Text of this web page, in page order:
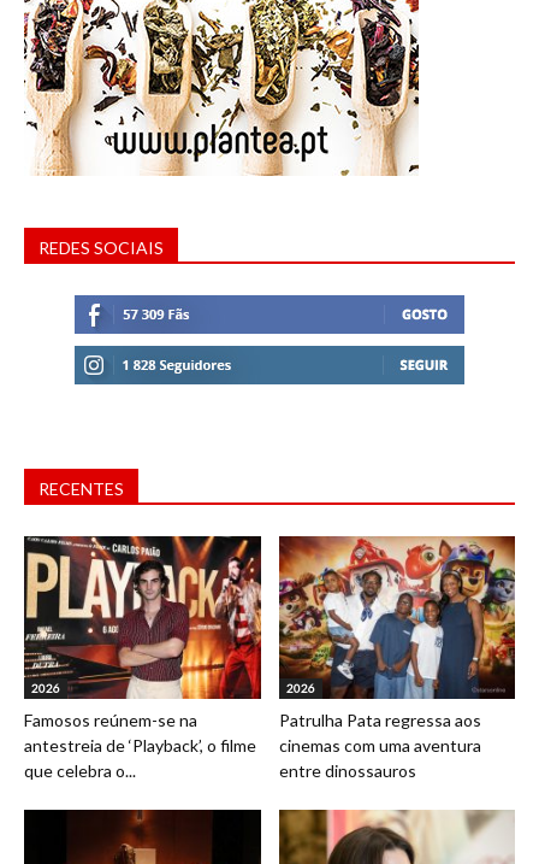
REDES SOCIAIS
RECENTES
2026
Famosos reúnem-se na
antestreia de ‘Playback’, o filme
que celebra o...
2026
Patrulha Pata regressa aos
cinemas com uma aventura
entre dinossauros